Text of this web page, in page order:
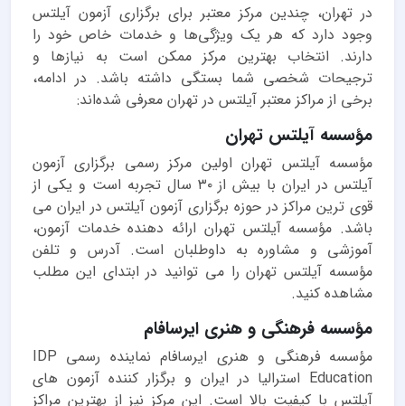
در تهران، چندین مرکز معتبر برای برگزاری آزمون آیلتس
وجود دارد که هر یک ویژگی‌ها و خدمات خاص خود را
دارند. انتخاب بهترین مرکز ممکن است به نیازها و
ترجیحات شخصی شما بستگی داشته باشد. در ادامه،
برخی از مراکز معتبر آیلتس در تهران معرفی شده‌اند:
مؤسسه آیلتس تهران
مؤسسه آیلتس تهران اولین مرکز رسمی برگزاری آزمون
آیلتس در ایران با بیش از ۳۰ سال تجربه است و یکی از
قوی ترین مراکز در حوزه برگزاری آزمون آیلتس در ایران می
باشد. مؤسسه آیلتس تهران ارائه دهنده خدمات آزمون،
آموزشی و مشاوره به داوطلبان است. آدرس و تلفن
مؤسسه آیلتس تهران را می توانید در ابتدای این مطلب
مشاهده کنید.
مؤسسه فرهنگی و هنری ایرسافام
مؤسسه فرهنگی و هنری ایرسافام نماینده رسمی IDP
Education استرالیا در ایران و برگزار کننده آزمون های
آیلتس با کیفیت بالا است. این مرکز نیز از بهترین مراکز